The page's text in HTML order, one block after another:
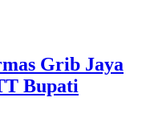
Grib Jaya
Bupati